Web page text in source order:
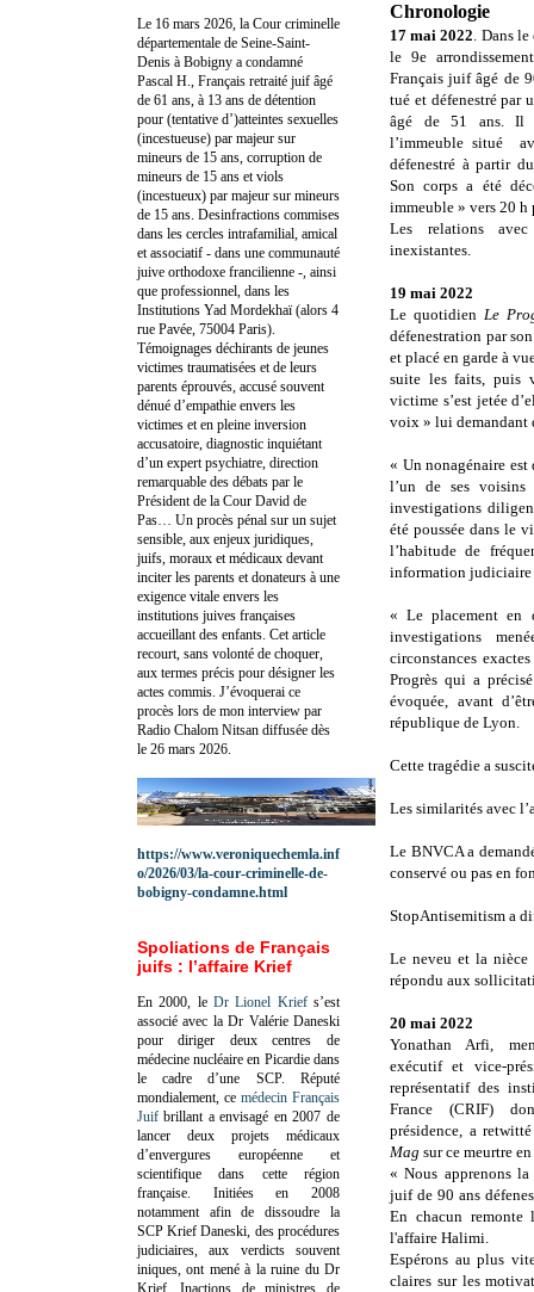
Chronologie
17 mai 2022. Dans le
le 9e
Français juif âgé de
tué et défenestré par
âgé de 51 ans. Il
l’immeuble situé
défenestré à partir
Son corps a été
immeuble » vers 20 h
Les relations
inexistantes.
19 mai 2022
Le quotidienLe
défenestration par
et placé en garde à
suite les faits, puis
victime s’est jetée
voix » lui demandant
« Un nonagénaire
l’un de ses voisins
investigations
été poussée dans le
l’habitude de
information judiciaire
« Le placement en
investigations
circonstances
Progrès qui a
évoquée, avant
république de Lyon.
Cette tragédie a
Les similarités avec
Le BNVCA a
conservé ou pas en
StopAntisemitism a
Le neveu et la nièce
répondu aux
20 mai 2022
Yonathan Arfi,
exécutif et vice-
représentatif des
France (CRIF)
présidence, a
Mag sur ce meurtre
« Nous apprenons
juif de 90 ans
En chacun remonte
l'affaire Halimi.
Espérons au plus
claires sur les
Le 16 mars 2026, la Cour criminelle
départementale de Seine-Saint-
Denis à Bobigny a condamné
Pascal H., Français retraité juif âgé
de 61 ans, à 13 ans de détention
pour (tentative d’)atteintes sexuelles
(incestueuse) par majeur sur
mineurs de 15 ans, corruption de
mineurs de 15 ans et viols
(incestueux) par majeur sur mineurs
de 15 ans. Desinfractions commises
dans les cercles intrafamilial, amical
et associatif - dans une communauté
juive orthodoxe francilienne -, ainsi
que professionnel, dans les
Institutions Yad Mordekhaï (alors 4
rue Pavée, 75004 Paris).
Témoignages déchirants de jeunes
victimes traumatisées et de leurs
parents éprouvés, accusé souvent
dénué d’empathie envers les
victimes et en pleine inversion
accusatoire, diagnostic inquiétant
d’un expert psychiatre, direction
remarquable des débats par le
Président de la Cour David de
Pas… Un procès pénal sur un sujet
sensible, aux enjeux juridiques,
juifs, moraux et médicaux devant
inciter les parents et donateurs à une
exigence vitale envers les
institutions juives françaises
accueillant des enfants. Cet article
recourt, sans volonté de choquer,
aux termes précis pour désigner les
actes commis. J’évoquerai ce
procès lors de mon interview par
Radio Chalom Nitsan diffusée dès
le 26 mars 2026.
https://www.veroniquechemla.inf
o/2026/03/la-cour-criminelle-de-
bobigny-condamne.html
Spoliations de Français
juifs : l’affaire Krief
En 2000, le Dr Lionel Kriefs’est
associé avec la Dr Valérie Daneski
pour diriger deux centres de
médecine nucléaire en Picardie dans
le cadre d’une SCP. Réputé
mondialement, ce médecin Français
Juif brillant a envisagé en 2007 de
lancer deux projets médicaux
d’envergures européenne et
scientifique dans cette région
française. Initiées en 2008
notamment afin de dissoudre la
SCP Krief Daneski, des procédures
judiciaires, aux verdicts souvent
iniques, ont mené à la ruine du Dr
Krief.Inactions de ministres de